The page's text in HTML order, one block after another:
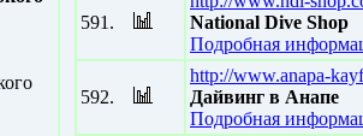
591.
National Dive Shop
Подробная
592.
http://www.anapa-
Дайвинг в Анапе
Подробная